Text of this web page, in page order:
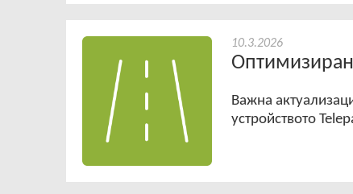
10.3.2026
Важна
устройството